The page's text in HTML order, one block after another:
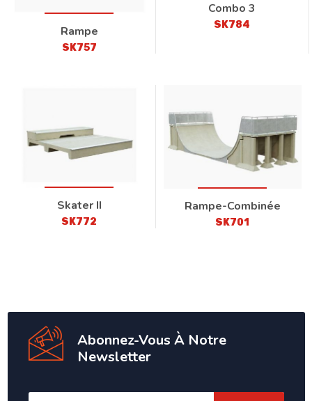
Rampe
SK757
Combo 3
SK784
Skater II
SK772
Rampe-Combinée
SK701
Abonnez-Vous À Notre
Newsletter